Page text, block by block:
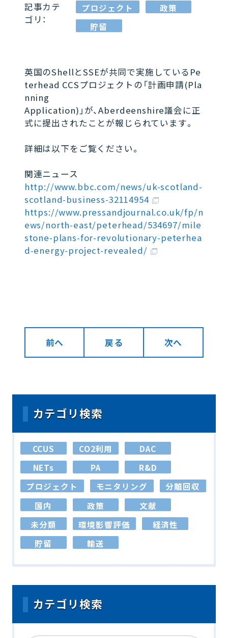
記事カテ
ゴリ：
プロジェクト
政策
貯留
英国のShellとSSEが共同で実施しているPe
terhead CCSプロジェクトの「計画申請(Pla
nning
Application)」が、Aberdeenshire議会に正
式に提出されたことが報じられています。
詳細は以下をご覧ください。
関連ニュース
http://www.bbc.com/news/uk-scotland-
scotland-business-32114954
https://www.pressandjournal.co.uk/fp/n
ews/north-east/peterhead/534697/mile
stone-plans-for-revolutionary-peterhea
d-energy-project-revealed/
前へ 戻る 次へ
カテゴリ検索
CCUS CO2利用
DAC
NETs
PA
R&D
プロジェクト
モニタリング
分離回収
国内
政策
文献
未分類
環境影響評価
経済性
貯留
輸送
カテゴリ検索